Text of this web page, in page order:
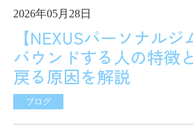
2026年05月28日
【NEXUSパーソナルジ
バウンドする人の特徴
戻る原因を解説
ブログ